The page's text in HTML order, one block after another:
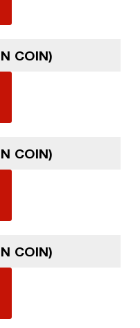
COIN)
COIN)
COIN)